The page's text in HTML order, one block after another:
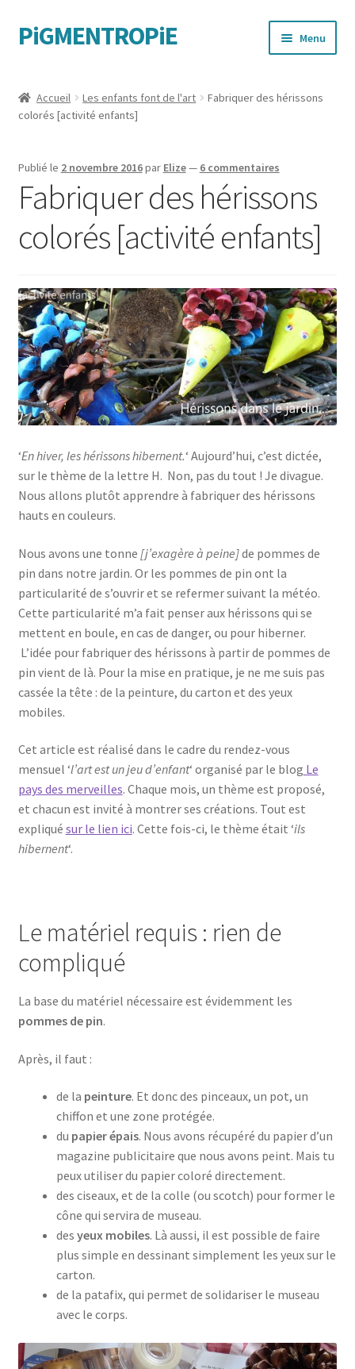
Aller
à
navigation
Aller
au
PiGMENTROPiE Menu
Messages féministes
Sportives
Accueil Les enfants font de l'art
Fabriquer des hérissons
colorés [activité enfants]
Publié le 2 novembre 2016par Elize— 6 commentaires
Fabriquer des hérissons
colorés [activité enfants]
‘En hiver, les hérissons hibernent.‘ Aujourd’hui, c’est dictée,
sur le thème de la lettre H. Non, pas du tout ! Je divague.
Nous allons plutôt apprendre à fabriquer des hérissons
hauts en couleurs.
Nous avons une tonne [j’exagère à peine]de pommes de
pin dans notre jardin. Or les pommes de pin ont la
particularité de s’ouvrir et se refermer suivant la météo.
Cette particularité m’a fait penser aux hérissons qui se
mettent en boule, en cas de danger, ou pour hiberner.
L’idée pour fabriquer des hérissons à partir de pommes de
pin vient de là. Pour la mise en pratique, je ne me suis pas
cassée la tête : de la peinture, du carton et des yeux
mobiles.
Cet article est réalisé dans le cadre du rendez-vous
mensuel ‘l’art est un jeu d’enfant‘ organisé par le blog Le
pays des merveilles. Chaque mois, un thème est proposé,
et chacun est invité à montrer ses créations. Tout est
expliqué sur le lien ici. Cette fois-ci, le thème était ‘ils
hibernent‘.
Le matériel requis : rien de
compliqué
La base du matériel nécessaire est évidemment les
pommes de pin.
Après, il faut :
de la peinture. Et donc des pinceaux, un pot, un
chiffon et une zone protégée.
du papier épais. Nous avons récupéré du papier d’un
magazine publicitaire que nous avons peint. Mais tu
peux utiliser du papier coloré directement.
des ciseaux, et de la colle (ou scotch) pour former le
cône qui servira de museau.
des yeux mobiles. Là aussi, il est possible de faire
plus simple en dessinant simplement les yeux sur le
carton.
de la patafix, qui permet de solidariser le museau
avec le corps.